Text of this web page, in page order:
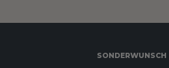
SONDERWUNSCH